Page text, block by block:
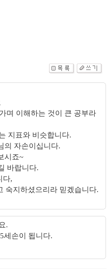
며 이해하는 것이 큰 공부라
지표와 비슷합니다.
의 자손이십니다.
시죠~
바랍니다.
다,
숙지하셨으리라 믿겠습니다.
.
세손이 됩니다.